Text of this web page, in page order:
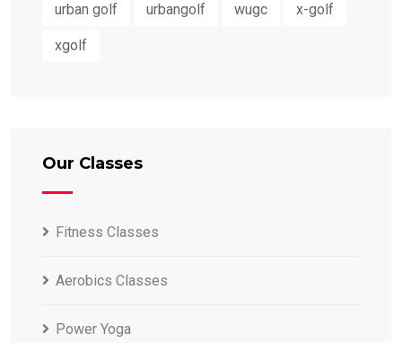
urban golf urbangolf wugc x-golf
xgolf
Our Classes
Fitness Classes
Aerobics Classes
Power Yoga